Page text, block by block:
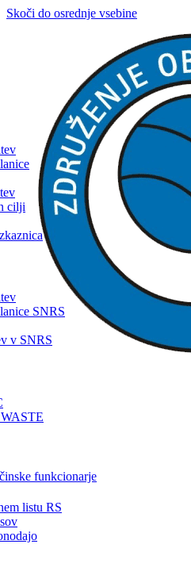
Skoči do osrednje vsebine
cilji
SNRS
v SNRS
funkcionarje
listu RS